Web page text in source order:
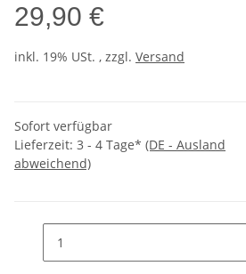
29,90 €
inkl. 19% USt. , zzgl. Versand
Sofort verfügbar
Lieferzeit: 3 - 4 Tage* (DE - Ausland
abweichend)